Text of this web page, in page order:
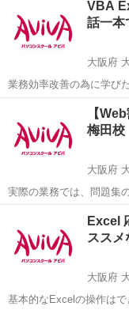
VBA初心者の方でも安心の講座です。 ■学習
の利用・シートの操作・
VBA
話一
大阪府
業務効率改善の為に学び
い。と噂を聞いて気にな
VBA初心者の方でも安心の講座です。 ■学習
の利用・シートの操作・
エ
【
梅田校
大阪府
実際の業務では、問題集
ではありません。この講
します。上司意図を汲み
つけます。Excelを"使え
エ
Excel
スス
大阪府
基本的なExcelの操作はで